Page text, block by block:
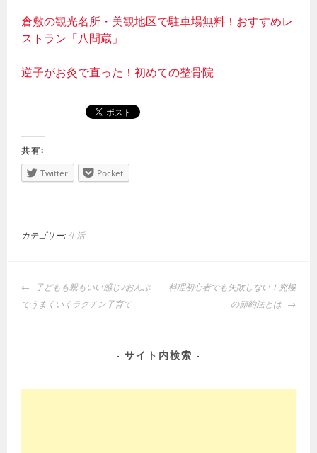
倉敷の観光名所・美観地区で駐車場無料！おすすめレ
ストラン「八間蔵」
逆子がお灸で直った！初めての整骨院
共有:
Twitter
Pocket
カテゴリー: 生活
投
稿
シ
子どもも親もいい感じ♪おんぶ
でうまくいくラクチン子育て
料理初心者でも失敗しない！究極
の節約法とは
サイト内検索